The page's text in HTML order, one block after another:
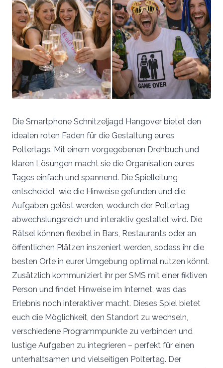
Die Smartphone Schnitzeljagd Hangover bietet den
idealen roten Faden für die Gestaltung eures
Poltertags. Mit einem vorgegebenen Drehbuch und
klaren Lösungen macht sie die Organisation eures
Tages einfach und spannend. Die Spielleitung
entscheidet, wie die Hinweise gefunden und die
Aufgaben gelöst werden, wodurch der Poltertag
abwechslungsreich und interaktiv gestaltet wird. Die
Rätsel können flexibel in Bars, Restaurants oder an
öffentlichen Plätzen inszeniert werden, sodass ihr die
besten Orte in eurer Umgebung optimal nutzen könnt.
Zusätzlich kommuniziert ihr per SMS mit einer fiktiven
Person und findet Hinweise im Internet, was das
Erlebnis noch interaktiver macht. Dieses Spiel bietet
euch die Möglichkeit, den Standort zu wechseln,
verschiedene Programmpunkte zu verbinden und
lustige Aufgaben zu integrieren – perfekt für einen
unterhaltsamen und vielseitigen Poltertag. Der